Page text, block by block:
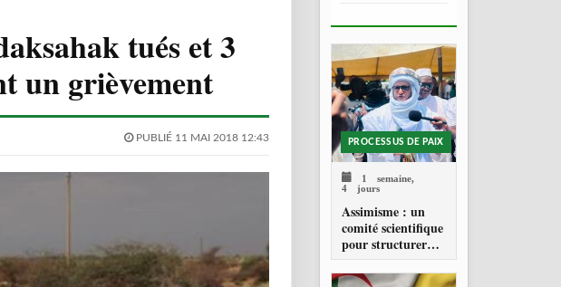
tués et 3
un grièvement
PUBLIÉ 11 MAI 2018 12:43 PROCESSUS DE PAIX
1 semaine,
4 jours
Assimisme : un
comité scientifique
pour structurer
une doctrine de la
refondation